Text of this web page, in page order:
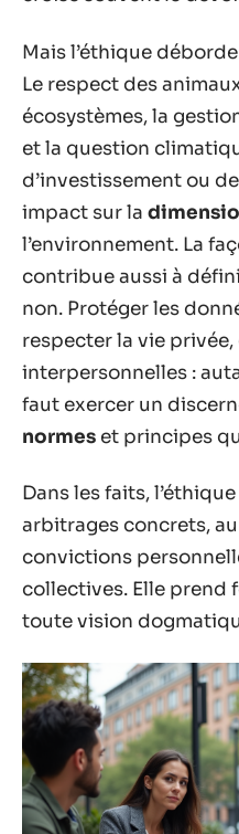
Mais l’éthique
Le respect des
écosystèmes, la
et la question
d’investissement ou
impact sur la
l’environnement. La
contribue aussi à
non. Protéger les
respecter la vie
interpersonnelles :
faut exercer un
normes et principes
Dans les faits,
arbitrages concrets,
convictions
collectives. Elle prend
toute vision